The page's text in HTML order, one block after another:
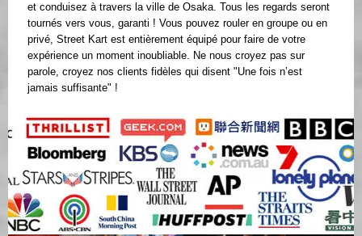
et conduisez à travers la ville de Osaka. Tous les regards seront
tournés vers vous, garanti ! Vous pouvez rouler en groupe ou en
privé, Street Kart est entièrement équipé pour faire de votre
expérience un moment inoubliable. Ne nous croyez pas sur
parole, croyez nos clients fidèles qui disent "Une fois n’est
jamais suffisante" !